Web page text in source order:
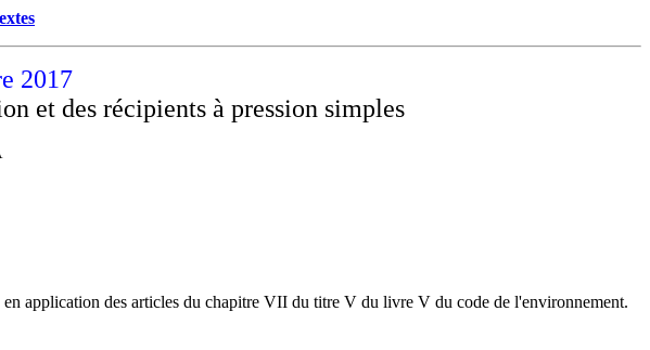
2017
et des récipients à pression simples
en application des articles du chapitre VII du titre V du livre V du code de l'environnement.